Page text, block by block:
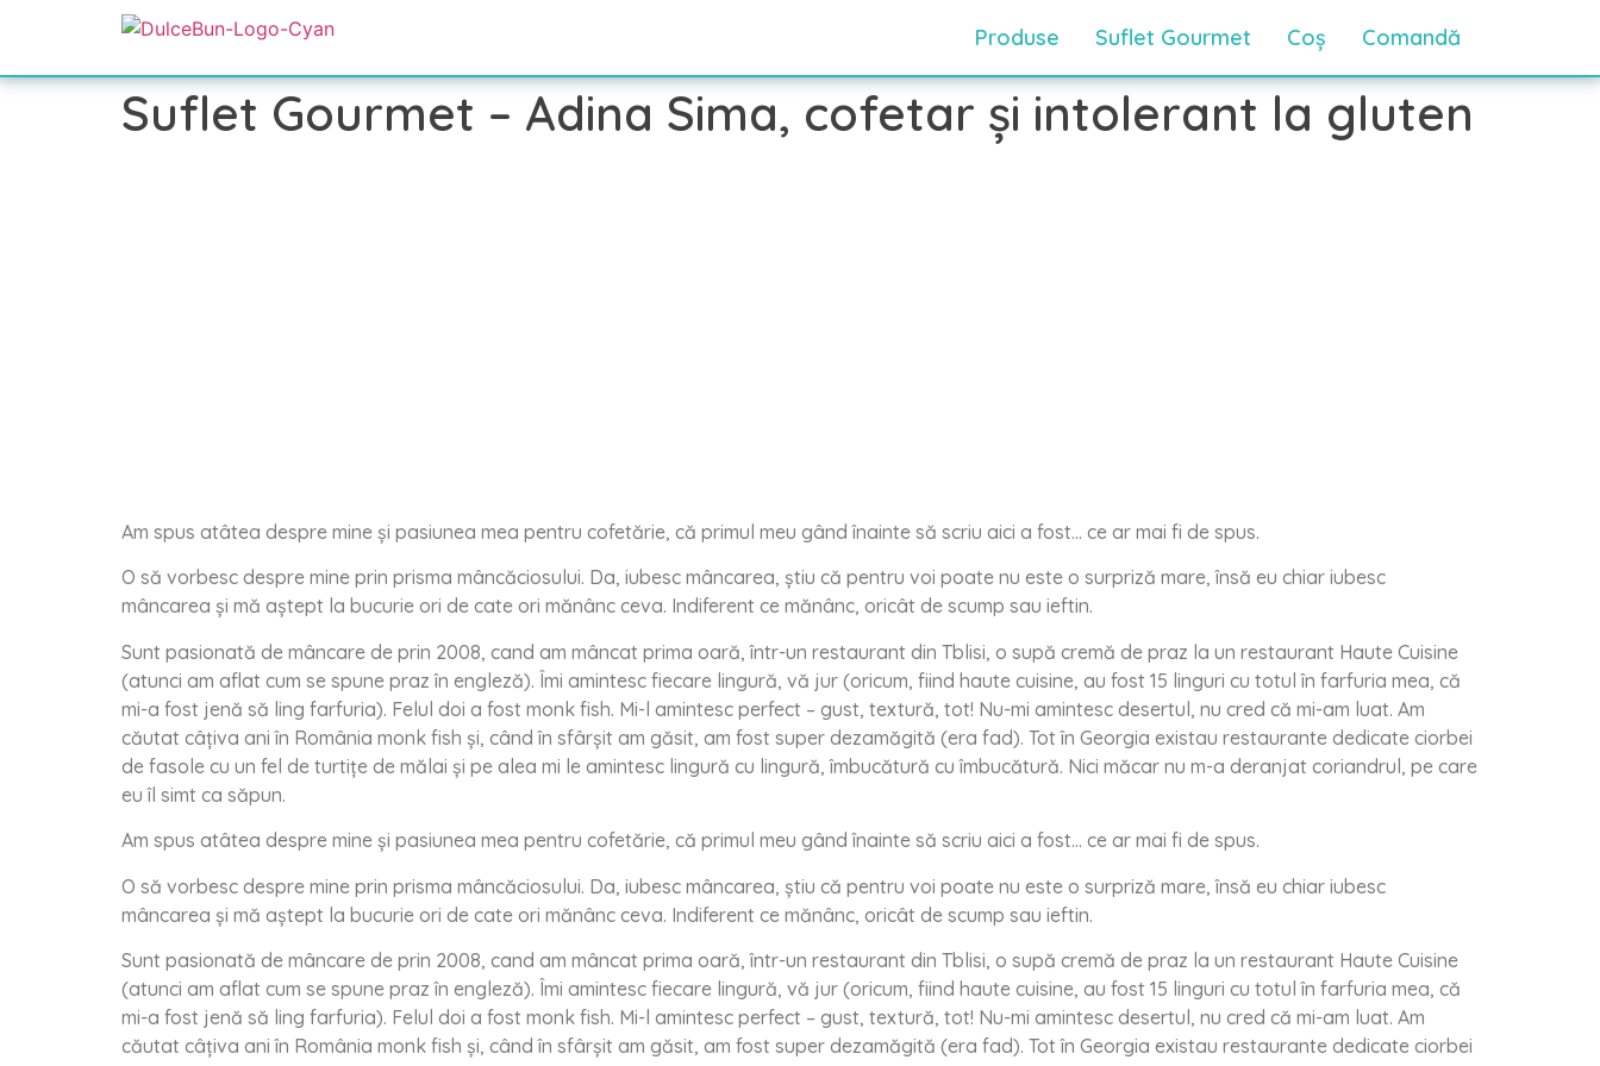
Produse Suflet Gourmet Coș Comandă
Suflet Gourmet – Adina Sima, cofetar şi intolerant la gluten
Am spus atâtea despre mine și pasiunea mea pentru cofetărie, că primul meu gând înainte să scriu aici a fost… ce ar mai fi de spus.
O să vorbesc despre mine prin prisma mâncăciosului. Da, iubesc mâncarea, știu că pentru voi poate nu este o surpriză mare, însă eu chiar iubesc
mâncarea și mă aștept la bucurie ori de cate ori mănânc ceva. Indiferent ce mănânc, oricât de scump sau ieftin.
Sunt pasionată de mâncare de prin 2008, cand am mâncat prima oară, într-un restaurant din Tblisi, o supă cremă de praz la un restaurant Haute Cuisine
(atunci am aflat cum se spune praz în engleză). Îmi amintesc fiecare lingură, vă jur (oricum, fiind haute cuisine, au fost 15 linguri cu totul în farfuria mea, că
mi-a fost jenă să ling farfuria). Felul doi a fost monk fish. Mi-l amintesc perfect – gust, textură, tot! Nu-mi amintesc desertul, nu cred că mi-am luat. Am
căutat câţiva ani în România monk fish și, când în sfârșit am găsit, am fost super dezamăgită (era fad). Tot în Georgia existau restaurante dedicate ciorbei
de fasole cu un fel de turtițe de mălai și pe alea mi le amintesc lingură cu lingură, îmbucătură cu îmbucătură. Nici măcar nu m-a deranjat coriandrul, pe care
eu îl simt ca săpun.
Am spus atâtea despre mine și pasiunea mea pentru cofetărie, că primul meu gând înainte să scriu aici a fost… ce ar mai fi de spus.
O să vorbesc despre mine prin prisma mâncăciosului. Da, iubesc mâncarea, știu că pentru voi poate nu este o surpriză mare, însă eu chiar iubesc
mâncarea și mă aștept la bucurie ori de cate ori mănânc ceva. Indiferent ce mănânc, oricât de scump sau ieftin.
Sunt pasionată de mâncare de prin 2008, cand am mâncat prima oară, într-un restaurant din Tblisi, o supă cremă de praz la un restaurant Haute Cuisine
(atunci am aflat cum se spune praz în engleză). Îmi amintesc fiecare lingură, vă jur (oricum, fiind haute cuisine, au fost 15 linguri cu totul în farfuria mea, că
mi-a fost jenă să ling farfuria). Felul doi a fost monk fish. Mi-l amintesc perfect – gust, textură, tot! Nu-mi amintesc desertul, nu cred că mi-am luat. Am
căutat câţiva ani în România monk fish și, când în sfârșit am găsit, am fost super dezamăgită (era fad). Tot în Georgia existau restaurante dedicate ciorbei